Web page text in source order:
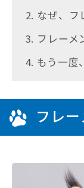
2. なぜ、フ
3. フレーメ
4. もう一度
フレ